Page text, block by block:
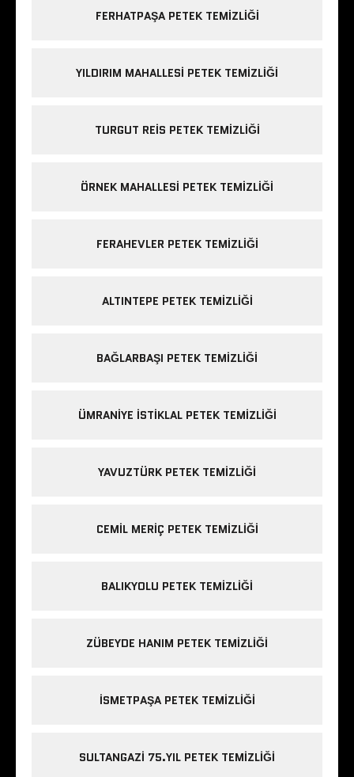
FERHATPAŞA PETEK TEMIZLIĞI
YILDIRIM MAHALLESI PETEK TEMIZLIĞI
TURGUT REIS PETEK TEMIZLIĞI
ÖRNEK MAHALLESI PETEK TEMIZLIĞI
FERAHEVLER PETEK TEMIZLIĞI
ALTINTEPE PETEK TEMIZLIĞI
BAĞLARBAŞI PETEK TEMIZLIĞI
ÜMRANIYE ISTIKLAL PETEK TEMIZLIĞI
YAVUZTÜRK PETEK TEMIZLIĞI
CEMIL MERIÇ PETEK TEMIZLIĞI
BALIKYOLU PETEK TEMIZLIĞI
ZÜBEYDE HANIM PETEK TEMIZLIĞI
ISMETPAŞA PETEK TEMIZLIĞI
SULTANGAZI 75.YIL PETEK TEMIZLIĞI